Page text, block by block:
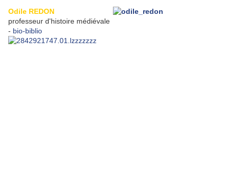
Odile REDON
professeur d'histoire médiévale
- bio-biblio